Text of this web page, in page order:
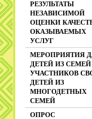
РЕЗУЛЬТАТЫ
НЕЗАВИСИМОЙ
ОЦЕНКИ
ОКАЗЫВАЕМЫХ
УСЛУГ
МЕРОПРИЯТИЯ
ДЕТЕЙ ИЗ СЕМЕЙ
УЧАСТНИКОВ
ДЕТЕЙ ИЗ
МНОГОДЕТНЫХ
СЕМЕЙ
ОПРОС